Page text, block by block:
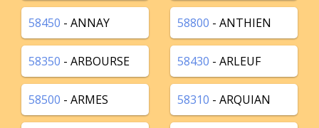
58450 - ANNAY 58800 - ANTHIEN
58350 - ARBOURSE 58430 - ARLEUF
58500 - ARMES 58310 - ARQUIAN